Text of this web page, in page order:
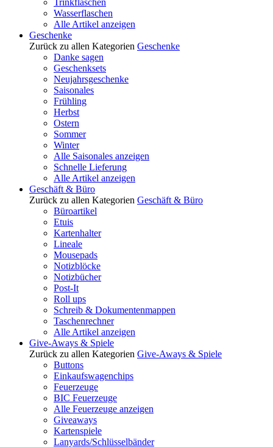
Trinkflaschen
Wasserflaschen
Alle Artikel anzeigen
Geschenke
Zurück zu allen Kategorien Geschenke
Danke sagen
Geschenksets
Neujahrsgeschenke
Saisonales
Frühling
Herbst
Ostern
Sommer
Winter
Alle Saisonales anzeigen
Schnelle Lieferung
Alle Artikel anzeigen
Geschäft & Büro
Zurück zu allen Kategorien Geschäft & Büro
Büroartikel
Etuis
Kartenhalter
Lineale
Mousepads
Notizblöcke
Notizbücher
Post-It
Roll ups
Schreib & Dokumentenmappen
Taschenrechner
Alle Artikel anzeigen
Give-Aways & Spiele
Zurück zu allen Kategorien Give-Aways & Spiele
Buttons
Einkaufswagenchips
Feuerzeuge
BIC Feuerzeuge
Alle Feuerzeuge anzeigen
Giveaways
Kartenspiele
Lanyards/Schlüsselbänder